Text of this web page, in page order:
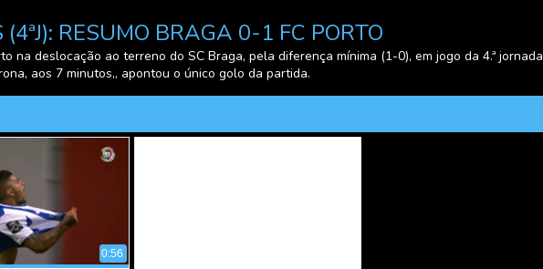
(4ªJ): RESUMO BRAGA 0-1 FC PORTO
na deslocação ao terreno do SC Braga, pela diferença mínima (1-0), em jogo da 4.ª jornada
aos 7 minutos,, apontou o único golo da partida.
0:56